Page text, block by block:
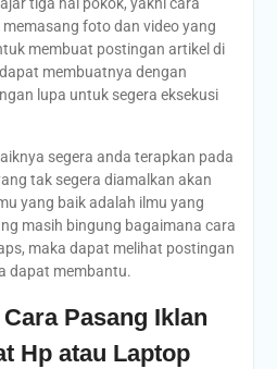
foto dan video yang
membuat postingan artikel di
membuatnya dengan
lupa untuk segera eksekusi
segera anda terapkan pada
tak segera diamalkan akan
yang baik adalah ilmu yang
masih bingung bagaimana cara
maka dapat melihat postingan
dapat membantu.
Pasang Iklan
Hp atau Laptop